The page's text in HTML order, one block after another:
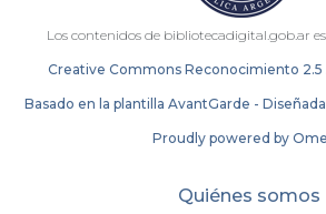
Los contenidos de bibliotecadigital.gob.ar
Creative Commons Reconocimiento
Basado en la plantilla AvantGarde -
Proudly powered by
Quiénes somos